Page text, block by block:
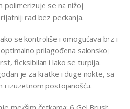
polimerizuje se na nižoj
rad bez peckanja.
se kontroliše i omogućava brz i
prilagođena salonskoj
fleksibilan i lako se turpija.
je za kratke i duge nokte, sa
i izuzetnom postojanošću.